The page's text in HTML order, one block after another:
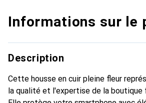
Informations sur le
Description
Cette housse en cuir pleine fleur
la qualité et l'expertise de la boutique